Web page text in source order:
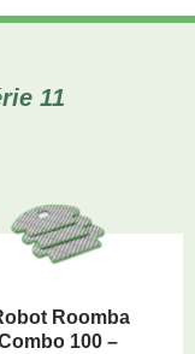
11
Roomba
100 –